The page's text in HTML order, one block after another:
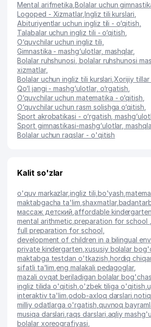
Mental arifmetika ,Bolalar uchun
Logoped - Xizmatlar,Ingliz tili kurslari
Abituriyentlar uchun ingliz tili - o‘qitish
Talabalar uchun ingliz tili - o‘qitish
O‘quvchilar uchun ingliz tili
Gimnastika - mashg‘ulotlar, mashqlar,
Bolalar ruhshunosi, bolalar ruhshunosi
xizmatlar,
Bolalar uchun ingliz tili kurslari Xorijiy tillar
Qo‘l jangi - mashg‘ulotlar, o‘rgatish
O‘quvchilar uchun matematika - o‘qitish
O‘quvchilar uchun rasm solishga o‘qitish
Sport akrobatikasi - o‘rgatish,
Sport gimnastikasi-mashg‘ulotlar,
Bolalar uchun raqslar - o'qitish
Kalit so'zlar
o'quv markazlar,ingliz tili bo'yash ,
maktabgacha ta'lim ,shaxmatlar,
массаж детский ,affordable kindergarten
mental arithmetic ,preparation for school
full preparation for school
development of children in a bilingual
private kindergarten xususiy bolalar
maktabga testdan o'tkazish hordiq
sifatli ta'lim ,eng malakali pedagoglar,
mazali ovqat beriladigan bolalar
ingliz tilida o'qitish o'zbek tiliga o'qitish
interaktiv ta'lim ,odob-axloq darslari ,
milliy odatlarga o'rgatish quvnoq
musiqa darslari ,raqs darslari aqliy
bolalar xoreografiyasi